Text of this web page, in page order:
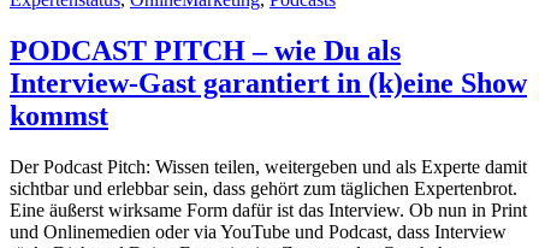
PODCAST PITCH – wie Du als
Interview-Gast garantiert in (k)eine Show
kommst
Der Podcast Pitch: Wissen teilen, weitergeben und als Experte damit
sichtbar und erlebbar sein, dass gehört zum täglichen Expertenbrot.
Eine äußerst wirksame Form dafür ist das Interview. Ob nun in Print
und Onlinemedien oder via YouTube und Podcast, dass Interview